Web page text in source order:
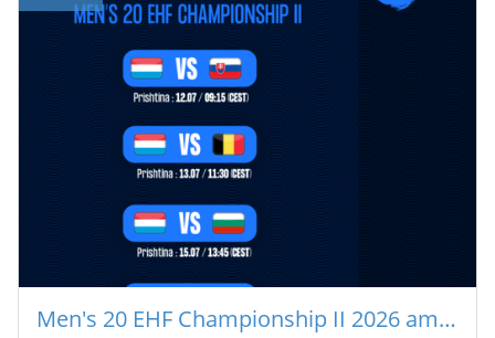
Men's 20 EHF Championship II 2026 am 🇽🇰 Kosovo : Spillplang